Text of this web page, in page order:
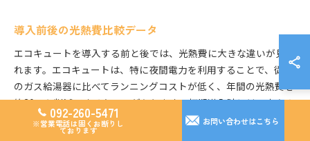
導入前後の光熱費比較データ
エコキュートを導入する前と後では、光熱費に大きな違いが見ら
れます。エコキュートは、特に夜間電力を利用することで、従来
のガス給湯器に比べてランニングコストが低く、年間の光熱費を
約30％も削減できるケースがあります。初期導入時には、少々の
コストがかかりますが、福岡県ではエコキュートの導入を支援す
る補助金制度が充実しており、これを利用することで初期費用の
092-260-5471
※営業電話は固くお断りし
ております
お問い合わせはこちら